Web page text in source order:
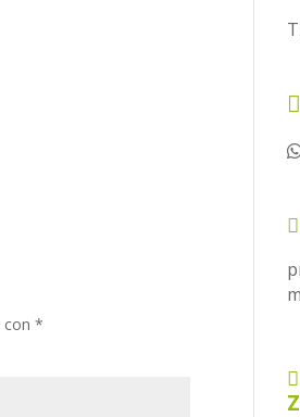
con*